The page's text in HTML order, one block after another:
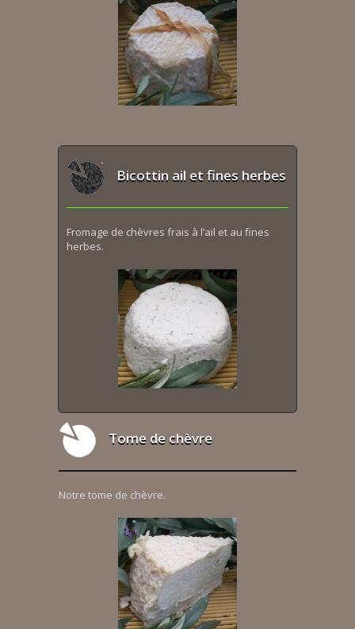
Bicottin ail et fines herbes
Fromage de chèvres frais à l’ail et au fines
herbes.
Tome de chèvre
Notre tome de chèvre.